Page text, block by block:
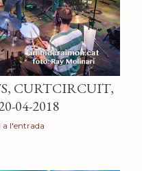
CURTCIRCUIT,
04-2018
l'entrada